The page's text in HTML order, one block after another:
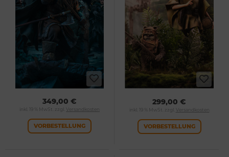
349,00 €
inkl. 19 % MwSt. zzgl. Versandkosten
VORBESTELLUNG
299,00 €
inkl. 19 % MwSt. zzgl. Versandkosten
VORBESTELLUNG